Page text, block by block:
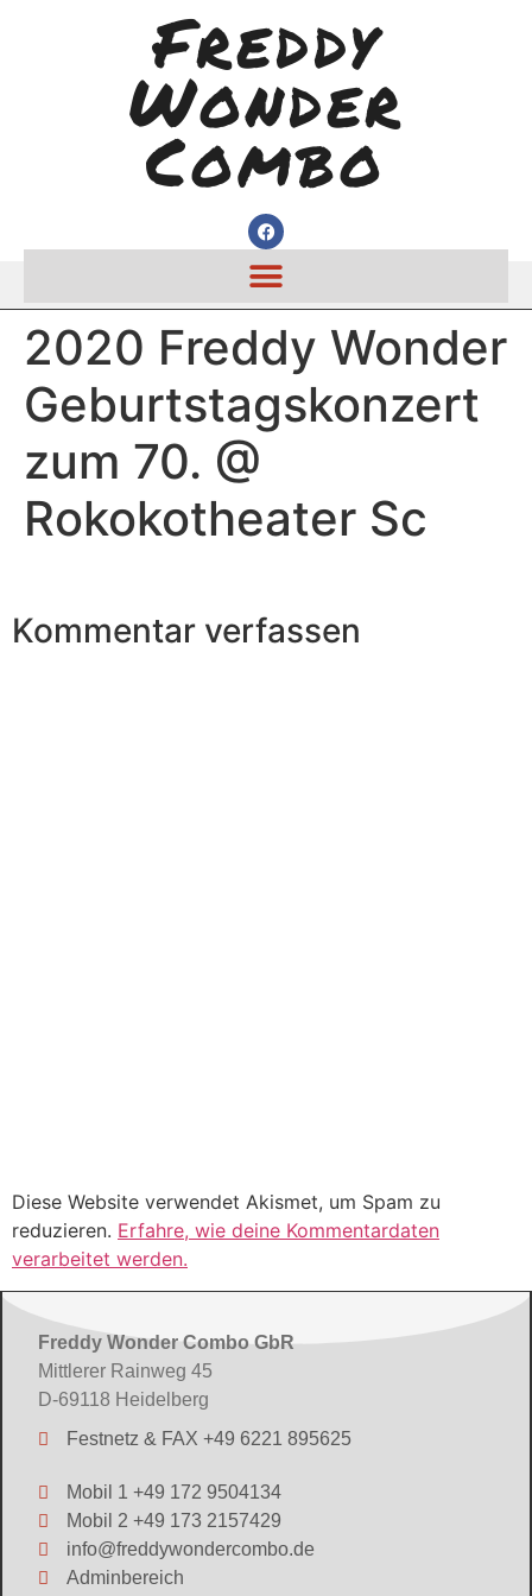
Freddy
Wonder
Combo
2020 Freddy Wonder
Geburtstagskonzert
zum 70. @
Rokokotheater Sc
Kommentar verfassen
Diese Website verwendet Akismet, um Spam zu
reduzieren. Erfahre, wie deine Kommentardaten
verarbeitet werden.
Freddy Wonder Combo GbR
Mittlerer Rainweg 45
D-69118 Heidelberg
Festnetz & FAX +49 6221 895625
Mobil 1 +49 172 9504134
Mobil 2 +49 173 2157429
info@freddywondercombo.de
Adminbereich